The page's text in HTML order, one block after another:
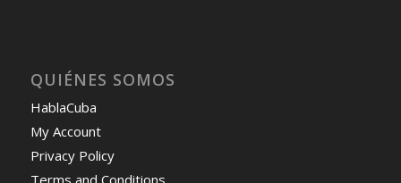
QUIÉNES SOMOS
HablaCuba
My Account
Privacy Policy
Terms and Conditions